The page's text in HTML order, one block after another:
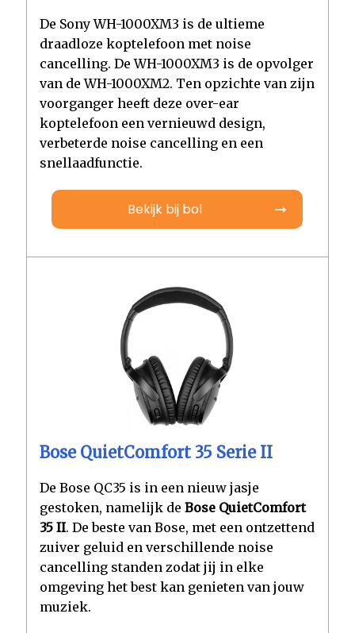
De Sony WH-1000XM3 is de ultieme
draadloze koptelefoon met noise
cancelling. De WH-1000XM3 is de opvolger
van de WH-1000XM2. Ten opzichte van zijn
voorganger heeft deze over-ear
koptelefoon een vernieuwd design,
verbeterde noise cancelling en een
snellaadfunctie.
Bekijk bij bol
Bose QuietComfort 35 Serie II
De Bose QC35 is in een nieuw jasje
gestoken, namelijk deBose QuietComfort
35 II. De beste van Bose, met een ontzettend
zuiver geluid en verschillende noise
cancelling standen zodat jij in elke
omgeving het best kan genieten van jouw
muziek.